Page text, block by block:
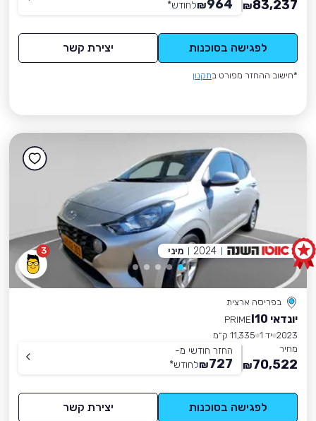
83,237
₪
964
₪לחודש*
לפגישה בסוכנות יצירת קשר
*חישוב ההחזר מפורט בתקנון
3
בפריסה ארצית
יונדאי I10
PRIME
2023 יד 1
11,335 ק״מ
מחיר
70,522
₪
החזר חודשי מ-
727
₪לחודש*
לפגישה בסוכנות יצירת קשר
2024 מיני